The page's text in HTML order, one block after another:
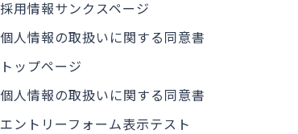
採用情報サンクスページ
個人情報の取扱いに関する同意書
トップページ
個人情報の取扱いに関する同意書
エントリーフォーム表示テスト